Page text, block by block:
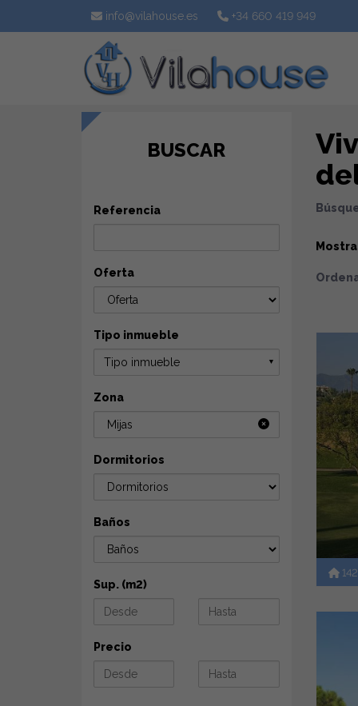
info@vilahouse.es +34 660 419 949
BUSCAR
Referencia
Oferta
Tipo inmueble
Tipo inmueble ▼
Zona
Mijas
Dormitorios
Baños
Sup. (m2)
Precio